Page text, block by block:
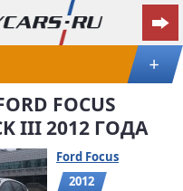
+
FOCUS
III 2012 ГОДА
Ford Focus
2012